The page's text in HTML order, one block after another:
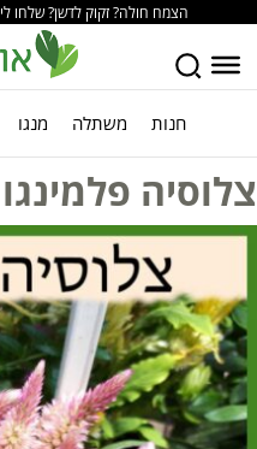
הצמח חולה? זקוק לדשן? שלחו לי
חנות משתלה מנגו
צלוסיה פלמינגו